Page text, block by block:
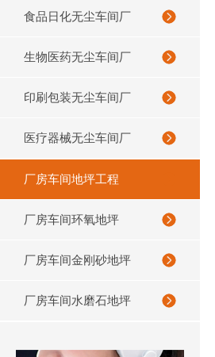
食品日化无尘车间厂
生物医药无尘车间厂
印刷包装无尘车间厂
医疗器械无尘车间厂
厂房车间地坪工程
厂房车间环氧地坪
厂房车间金刚砂地坪
厂房车间水磨石地坪